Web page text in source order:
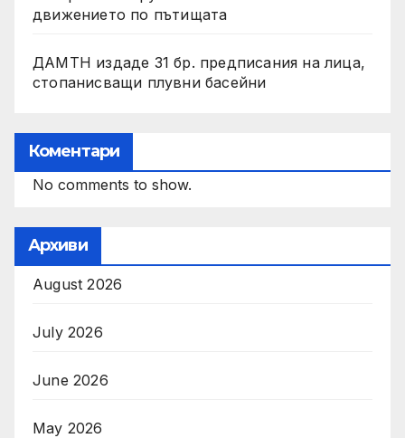
движението по пътищата
ДАМТН издаде 31 бр. предписания на лица,
стопанисващи плувни басейни
Коментари
No comments to show.
Архиви
August 2026
July 2026
June 2026
May 2026